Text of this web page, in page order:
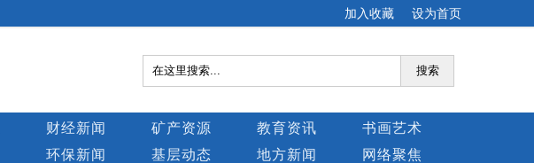
设为首页
加入收藏
搜索
财经新闻 矿产资源 教育资讯
书画艺术
环保新闻 基层动态 地方新闻
网络聚焦